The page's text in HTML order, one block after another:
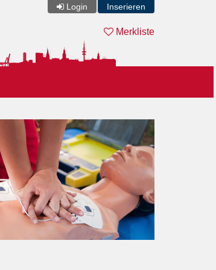
Login Inserieren
Merkliste